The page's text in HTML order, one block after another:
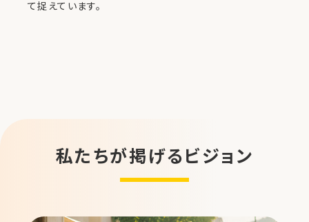
て捉えています。
私たちが掲げるビジョン